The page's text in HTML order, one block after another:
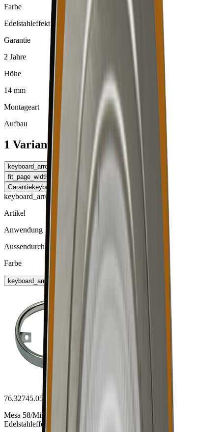
Farbe
Edelstahleffekt
Garantie
2 Jahre
Höhe
14 mm
Montageart
Aufbau
1 Varianten
keyboard_arrow_left
Montageart
fit_page_width Tabelle erweitern
Garantiekeyboard_arrow_right
keyboard_arrow_right
Artikel
Anwendung
Aussendurchmesser
Farbe
keyboard_arrow_right
76.32745.05
Mesa 58/Mino 58 Aufbauring
Edelstahleffekt